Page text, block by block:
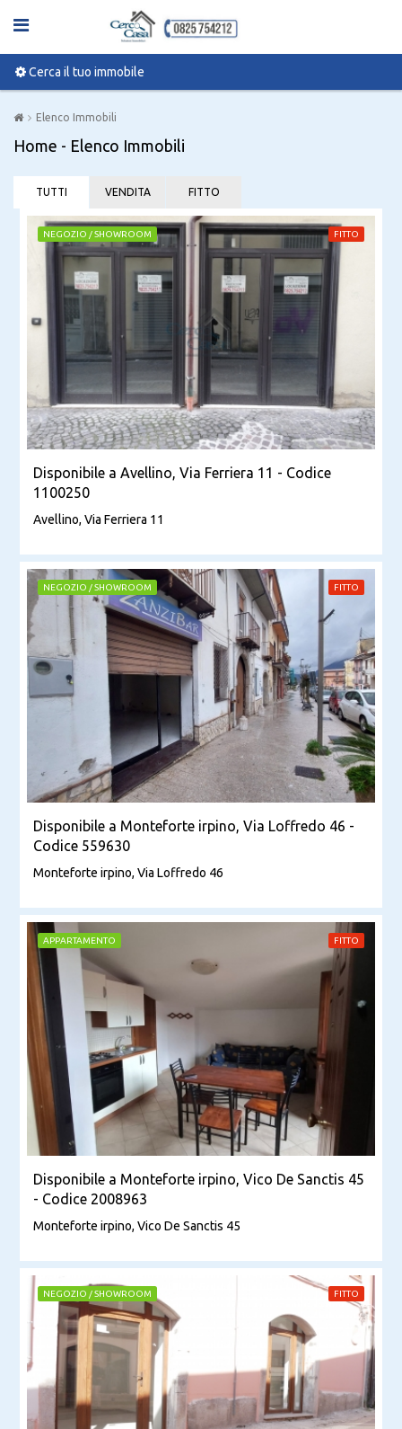
Cerca il tuo immobile
Elenco Immobili
Home - Elenco Immobili
TUTTI VENDITA FITTO
NEGOZIO / SHOWROOM FITTO
Disponibile a Avellino, Via Ferriera 11 - Codice
1100250
Avellino, Via Ferriera 11
NEGOZIO / SHOWROOM FITTO
Disponibile a Monteforte irpino, Via Loffredo 46 -
Codice 559630
Monteforte irpino, Via Loffredo 46
APPARTAMENTO FITTO
Disponibile a Monteforte irpino, Vico De Sanctis 45
- Codice 2008963
Monteforte irpino, Vico De Sanctis 45
NEGOZIO / SHOWROOM FITTO